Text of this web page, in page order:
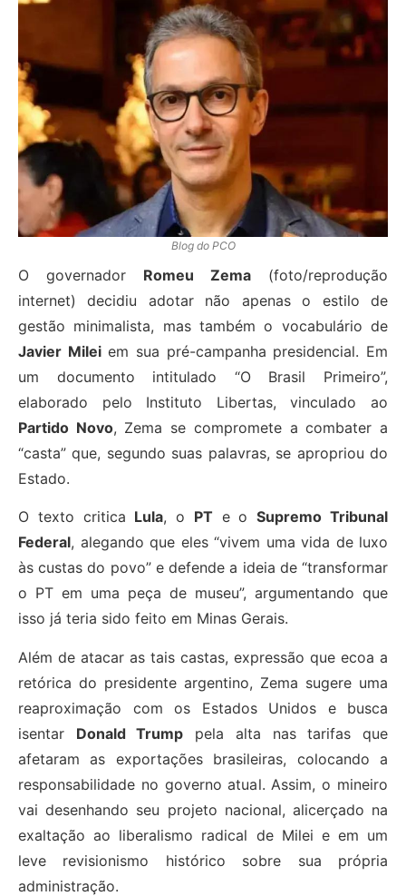
Blog do PCO
O governador Romeu Zema (foto/reprodução
internet) decidiu adotar não apenas o estilo de
gestão minimalista, mas também o vocabulário de
Javier Mileiem sua pré-campanha presidencial. Em
um documento intitulado “O Brasil Primeiro”,
elaborado pelo Instituto Libertas, vinculado ao
Partido Novo, Zema se compromete a combater a
“casta” que, segundo suas palavras, se apropriou do
Estado.
O texto critica Lula, o PT e oSupremo Tribunal
Federal, alegando que eles “vivem uma vida de luxo
às custas do povo” e defende a ideia de “transformar
o PT em uma peça de museu”, argumentando que
isso já teria sido feito em Minas Gerais.
Além de atacar as tais castas, expressão que ecoa a
retórica do presidente argentino, Zema sugere uma
reaproximação com os Estados Unidos e busca
isentar Donald Trump pela alta nas tarifas que
afetaram as exportações brasileiras, colocando a
responsabilidade no governo atual. Assim, o mineiro
vai desenhando seu projeto nacional, alicerçado na
exaltação ao liberalismo radical de Milei e em um
leve revisionismo histórico sobre sua própria
administração.